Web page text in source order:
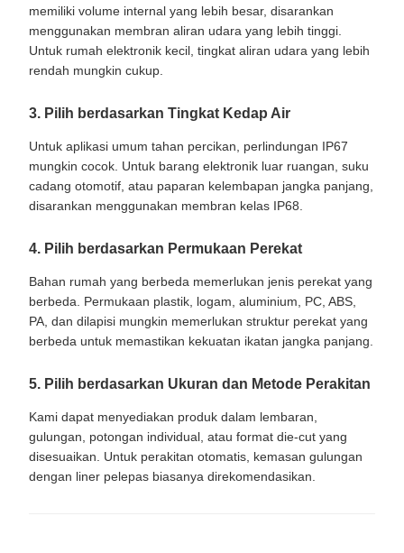
memiliki volume internal yang lebih besar, disarankan
menggunakan membran aliran udara yang lebih tinggi.
Untuk rumah elektronik kecil, tingkat aliran udara yang lebih
rendah mungkin cukup.
3. Pilih berdasarkan Tingkat Kedap Air
Untuk aplikasi umum tahan percikan, perlindungan IP67
mungkin cocok. Untuk barang elektronik luar ruangan, suku
cadang otomotif, atau paparan kelembapan jangka panjang,
disarankan menggunakan membran kelas IP68.
4. Pilih berdasarkan Permukaan Perekat
Bahan rumah yang berbeda memerlukan jenis perekat yang
berbeda. Permukaan plastik, logam, aluminium, PC, ABS,
PA, dan dilapisi mungkin memerlukan struktur perekat yang
berbeda untuk memastikan kekuatan ikatan jangka panjang.
5. Pilih berdasarkan Ukuran dan Metode Perakitan
Kami dapat menyediakan produk dalam lembaran,
gulungan, potongan individual, atau format die-cut yang
disesuaikan. Untuk perakitan otomatis, kemasan gulungan
dengan liner pelepas biasanya direkomendasikan.